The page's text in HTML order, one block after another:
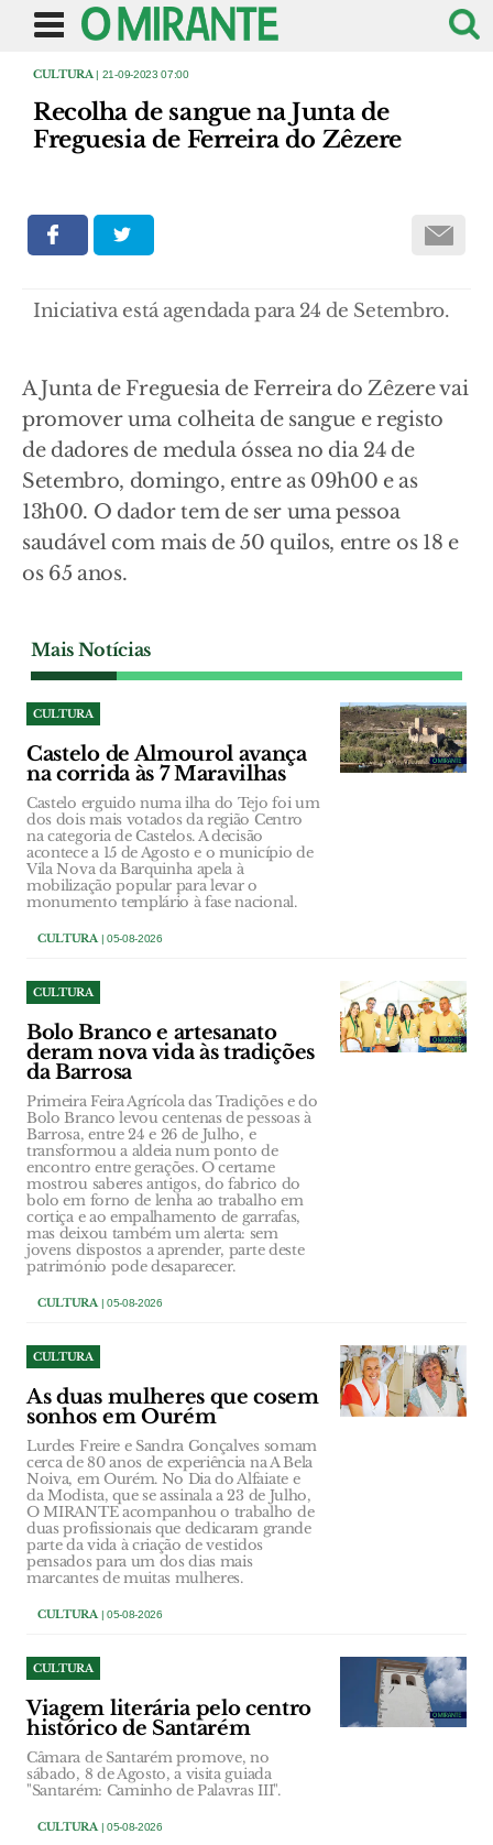
CULTURA | 21-09-2023 07:00
Recolha de sangue na Junta de
Freguesia de Ferreira do Zêzere
Iniciativa está agendada para 24 de Setembro.
A Junta de Freguesia de Ferreira do Zêzere vai
promover uma colheita de sangue e registo
de dadores de medula óssea no dia 24 de
Setembro, domingo, entre as 09h00 e as
13h00. O dador tem de ser uma pessoa
saudável com mais de 50 quilos, entre os 18 e
os 65 anos.
Mais Notícias
CULTURA
Castelo de Almourol avança
na corrida às 7 Maravilhas
Castelo erguido numa ilha do Tejo foi um
dos dois mais votados da região Centro
na categoria de Castelos. A decisão
acontece a 15 de Agosto e o município de
Vila Nova da Barquinha apela à
mobilização popular para levar o
monumento templário à fase nacional.
CULTURA | 05-08-2026
CULTURA
Bolo Branco e artesanato
deram nova vida às tradições
da Barrosa
Primeira Feira Agrícola das Tradições e do
Bolo Branco levou centenas de pessoas à
Barrosa, entre 24 e 26 de Julho, e
transformou a aldeia num ponto de
encontro entre gerações. O certame
mostrou saberes antigos, do fabrico do
bolo em forno de lenha ao trabalho em
cortiça e ao empalhamento de garrafas,
mas deixou também um alerta: sem
jovens dispostos a aprender, parte deste
património pode desaparecer.
CULTURA | 05-08-2026
CULTURA
As duas mulheres que cosem
sonhos em Ourém
Lurdes Freire e Sandra Gonçalves somam
cerca de 80 anos de experiência na A Bela
Noiva, em Ourém. No Dia do Alfaiate e
da Modista, que se assinala a 23 de Julho,
O MIRANTE acompanhou o trabalho de
duas profissionais que dedicaram grande
parte da vida à criação de vestidos
pensados para um dos dias mais
marcantes de muitas mulheres.
CULTURA | 05-08-2026
CULTURA
Viagem literária pelo centro
histórico de Santarém
Câmara de Santarém promove, no
sábado, 8 de Agosto, a visita guiada
"Santarém: Caminho de Palavras III".
CULTURA | 05-08-2026